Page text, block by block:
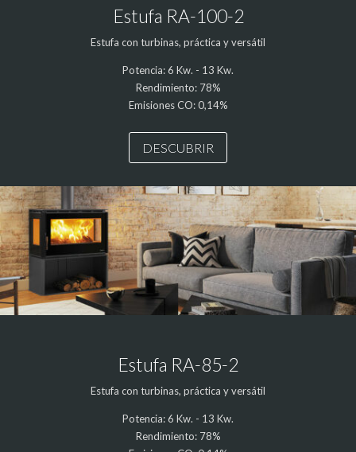
Estufa RA-100-2
Estufa con turbinas, práctica y versátil
Potencia: 6 Kw. - 13 Kw.
Rendimiento: 78%
Emisiones CO: 0,14%
DESCUBRIR
Estufa RA-85-2
Estufa con turbinas, práctica y versátil
Potencia: 6 Kw. - 13 Kw.
Rendimiento: 78%